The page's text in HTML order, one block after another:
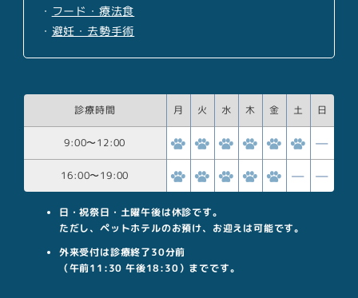
・ フード・療法食
・ 避妊・去勢手術
診療時間 月 火 水 木 金 土 日
9:00〜12:00
16:00〜19:00
日・祝祭日・土曜午後は休診です。
ただし、ペットホテルのお預け、お迎えは可能です。
外来受付は診療終了30分前
（午前11:30 午後18:30）までです。